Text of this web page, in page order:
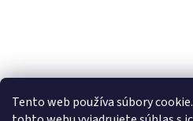
Tento web používa súbory